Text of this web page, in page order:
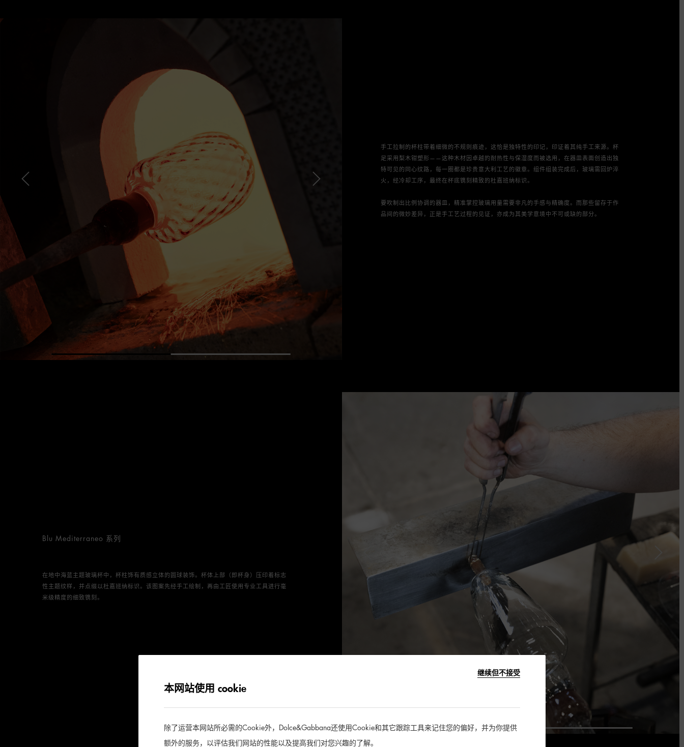
手工拉制的杯柱带着细微的不规则痕迹，这恰是独特性的印记，印证着其纯手工来源。杯
足采用梨木钳塑形——这种木材因卓越的耐热性与保湿度而被选用，在器皿表面创造出独
特可见的同心纹路，每一圈都是珍贵意大利工艺的徽章。组件组装完成后，玻璃需回炉淬
火，经冷却工序，最终在杯底镌刻精致的杜嘉班纳标识。
要吹制出比例协调的器皿，精准掌控玻璃用量需要非凡的手感与精确度。而那些留存于作
品间的微妙差异，正是手工艺过程的见证，亦成为其美学意境中不可或缺的部分。
Blu Mediterraneo 系列
在地中海蓝主题玻璃杯中，杯柱饰有质感立体的圆球装饰。杯体上部（即杯身）压印着标志
性主题纹样，并点缀以杜嘉班纳标识。该图案先经手工绘制，再由工匠使用专业工具进行毫
米级精度的细致镌刻。
继续但不接受
本网站使用 cookie
除了运营本网站所必需的Cookie外，Dolce&Gabbana还使用Cookie和其它跟踪工具来记住您的偏好，并为你提供
额外的服务，以评估我们网站的性能以及提高我们对您兴趣的了解。